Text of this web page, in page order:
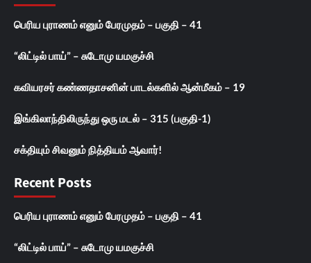
பெரிய புராணம் எனும் பேரமுதம் – பகுதி – 41
“லிட்டில் பாய்” – சுடோமு யமகுச்சி
கவியரசர் கண்ணதாசனின் பாடல்களில் ஆன்மீகம் – 19
இங்கிலாந்திலிருந்து ஒரு மடல் – 315 (பகுதி-1)
சக்தியும் சிவனும் நித்தியம் ஆவார்!
Recent Posts
பெரிய புராணம் எனும் பேரமுதம் – பகுதி – 41
“லிட்டில் பாய்” – சுடோமு யமகுச்சி